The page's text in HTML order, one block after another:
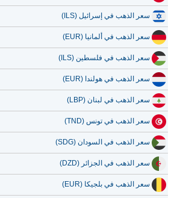
سعر الذهب في إسرائيل (ILS)
سعر الذهب في ألمانيا (EUR)
سعر الذهب في فلسطين (ILS)
سعر الذهب في هولندا (EUR)
سعر الذهب في لبنان (LBP)
سعر الذهب في تونس (TND)
سعر الذهب في السودان (SDG)
سعر الذهب في الجزائر (DZD)
سعر الذهب في بلجيكا (EUR)